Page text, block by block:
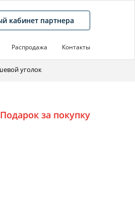
кабинет партнера
Распродажа Контакты
уголок
Подарок за покупку